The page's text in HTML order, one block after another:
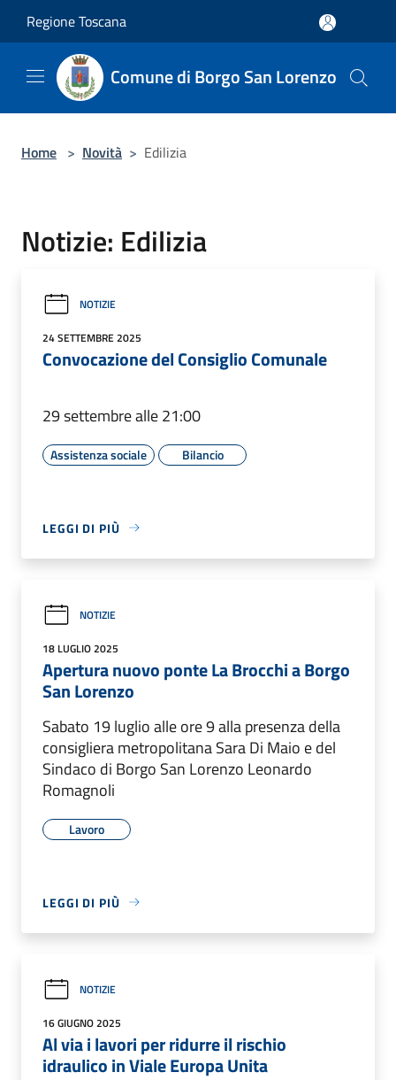
Regione Toscana
Comune di Borgo San Lorenzo
Home > Novità > Edilizia
Notizie: Edilizia
NOTIZIE
24 SETTEMBRE 2025
Convocazione del Consiglio Comunale
29 settembre alle 21:00
Assistenza sociale Bilancio
LEGGI DI PIÙ
NOTIZIE
18 LUGLIO 2025
Apertura nuovo ponte La Brocchi a Borgo
San Lorenzo
Sabato 19 luglio alle ore 9 alla presenza della
consigliera metropolitana Sara Di Maio e del
Sindaco di Borgo San Lorenzo Leonardo
Romagnoli
Lavoro
LEGGI DI PIÙ
NOTIZIE
16 GIUGNO 2025
Al via i lavori per ridurre il rischio
idraulico in Viale Europa Unita